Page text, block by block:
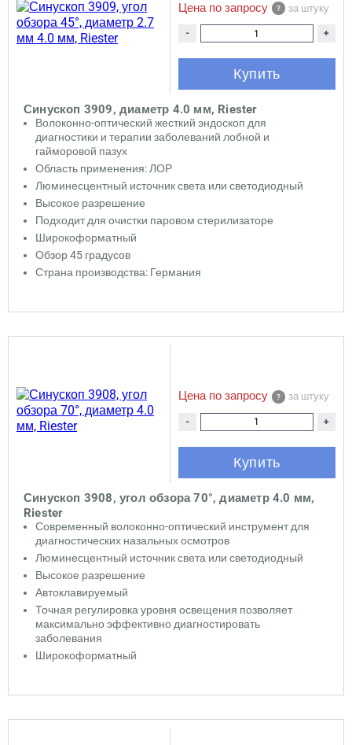
Синускоп 3909, диаметр 4.0 мм, Riester
Волоконно-оптический жесткий эндоскоп для
диагностики и терапии заболеваний лобной и
гайморовой пазух
Область применения: ЛОР
Люминесцентный источник света или светодиодный
Высокое разрешение
Подходит для очистки паровом стерилизаторе
Широкоформатный
Обзор 45 градусов
Страна производства: Германия
Цена по запросу за штуку
- +
Купить
Синускоп 3908, угол обзора 70°, диаметр 4.0 мм,
Riester
Современный волоконно-оптический инструмент для
диагностических назальных осмотров
Люминесцентный источник света или светодиодный
Высокое разрешение
Автоклавируемый
Точная регулировка уровня освещения позволяет
максимально эффективно диагностировать
заболевания
Широкоформатный
Цена по запросу за штуку
- +
Купить